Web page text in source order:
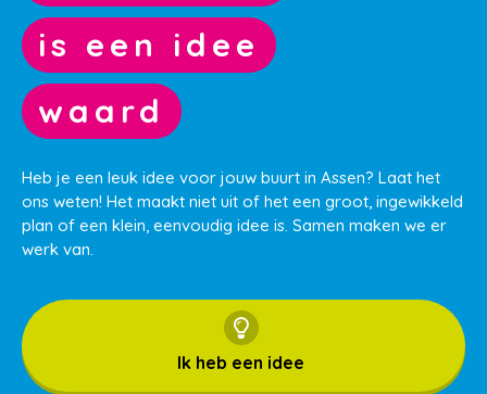
is een idee
waard
Heb je een leuk idee voor jouw buurt in Assen? Laat het
ons weten! Het maakt niet uit of het een groot, ingewikkeld
plan of een klein, eenvoudig idee is. Samen maken we er
werk van.
Ik heb een idee